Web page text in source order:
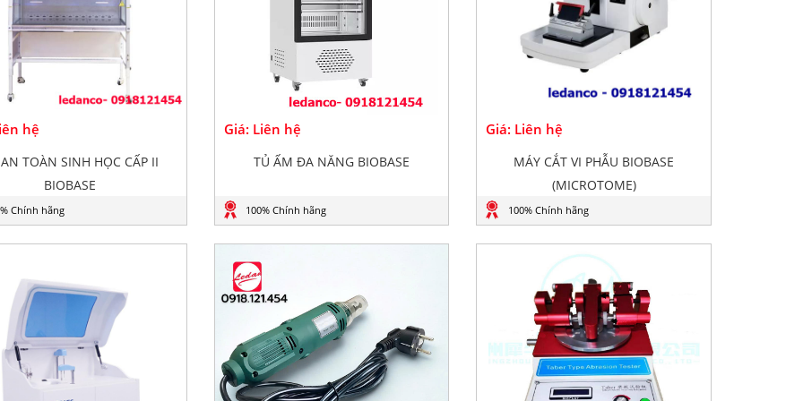
hệ
TOÀN SINH HỌC CẤP II
BIOBASE
Chính hãng
Giá: Liên hệ
TỦ ẤM ĐA NĂNG BIOBASE
100% Chính hãng
Giá: Liên hệ
MÁY CẮT VI PHẪU BIOBASE
(MICROTOME)
100% Chính hãng